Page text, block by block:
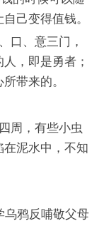
己变得值钱。
口、意三门，
，即是勇者；
带来的。
周，有些小虫
在泥水中，不知
乌鸦反哺敬父母